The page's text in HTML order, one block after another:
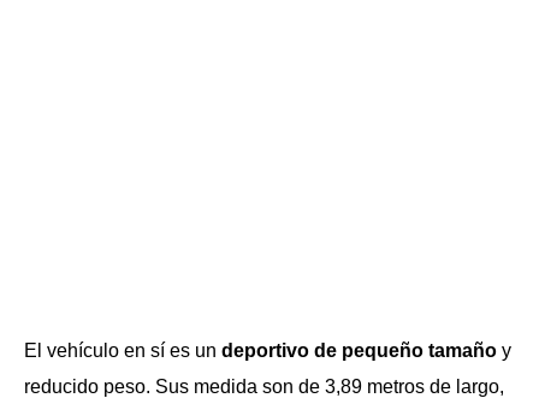
El vehículo en sí es un deportivo de pequeño tamaño y
reducido peso. Sus medida son de 3,89 metros de largo,